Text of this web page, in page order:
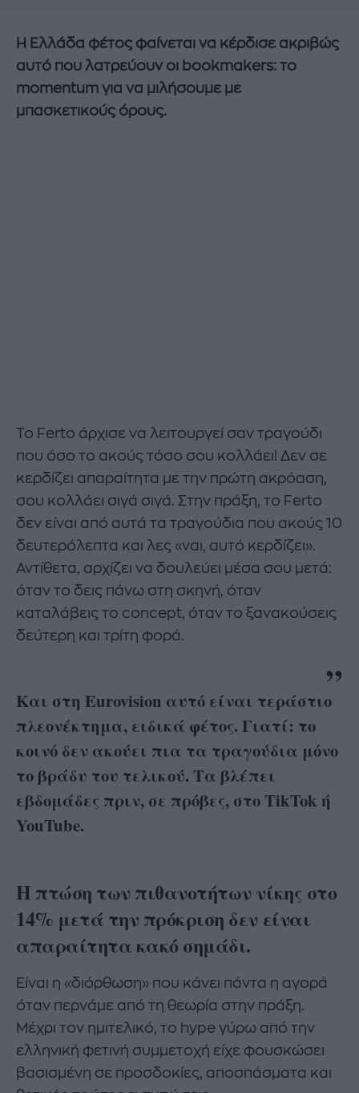
Η Ελλάδα φέτος φαίνεται να κέρδισε ακριβώς
αυτό που λατρεύουν οι bookmakers: το
momentum για να μιλήσουμε με
μπασκετικούς όρους.
Το Ferto άρχισε να λειτουργεί σαν τραγούδι
που όσο το ακούς τόσο σου κολλάει! Δεν σε
κερδίζει απαραίτητα με την πρώτη ακρόαση,
σου κολλάει σιγά σιγά. Στην πράξη, το Ferto
δεν είναι από αυτά τα τραγούδια που ακούς 10
δευτερόλεπτα και λες «ναι, αυτό κερδίζει».
Αντίθετα, αρχίζει να δουλεύει μέσα σου μετά:
όταν το δεις πάνω στη σκηνή, όταν
καταλάβεις το concept, όταν το ξανακούσεις
δεύτερη και τρίτη φορά.
Και στη Eurovision αυτό είναι τεράστιο
πλεονέκτημα, ειδικά φέτος. Γιατί: το
κοινό δεν ακούει πια τα τραγούδια μόνο
το βράδυ του τελικού. Τα βλέπει
εβδομάδες πριν, σε πρόβες, στο TikTok ή
YouTube.
Η πτώση των πιθανοτήτων νίκης στο
14% μετά την πρόκριση δεν είναι
απαραίτητα κακό σημάδι.
Eίναι η «διόρθωση» που κάνει πάντα η αγορά
όταν περνάμε από τη θεωρία στην πράξη.
Μέχρι τον ημιτελικό, το hype γύρω από την
ελληνική φετινή συμμετοχή είχε φουσκώσει
βασισμένη σε προσδοκίες, αποσπάσματα και